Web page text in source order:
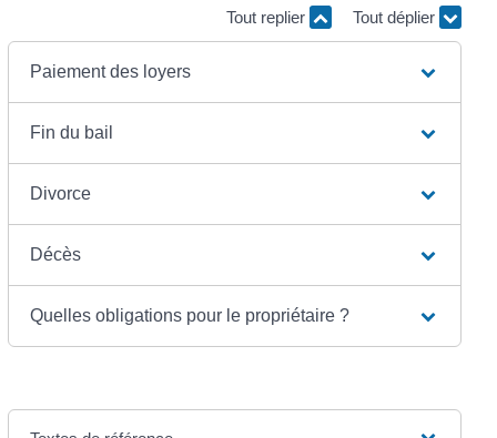
Tout replier Tout déplier
Paiement des loyers
Fin du bail
Divorce
Décès
Quelles obligations pour le propriétaire ?